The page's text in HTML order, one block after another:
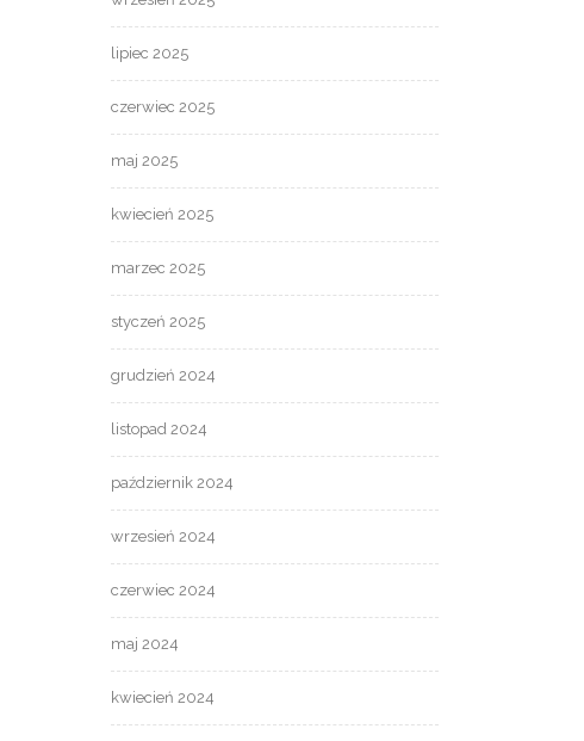
lipiec 2025
czerwiec 2025
maj 2025
kwiecień 2025
marzec 2025
styczeń 2025
grudzień 2024
listopad 2024
październik 2024
wrzesień 2024
czerwiec 2024
maj 2024
kwiecień 2024